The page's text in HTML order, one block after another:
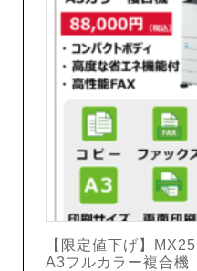
【限定値下げ】
A3フルカラー複合機